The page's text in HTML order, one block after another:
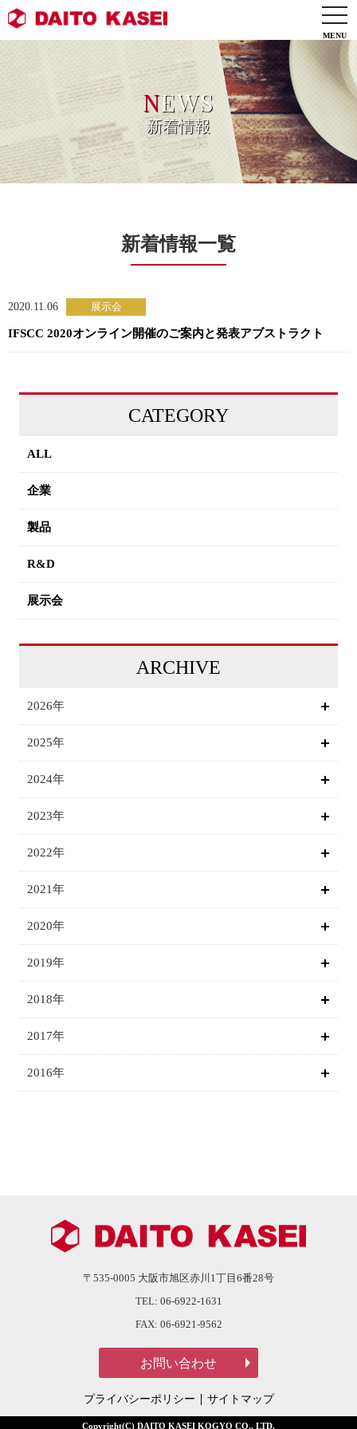
NEWS
新着情報
新着情報一覧
2020.11.06
IFSCC 2020オンライン開催のご案内と発表アブストラクト
CATEGORY
ALL
企業
製品
R&D
展示会
ARCHIVE
2026年
2025年
2024年
2023年
2022年
2021年
2020年
2019年
2018年
2017年
2016年
〒535-0005 大阪市旭区赤川1丁目6番28号
TEL: 06-6922-1631
FAX: 06-6921-9562
プライバシーポリシー サイトマップ
Copyright(C) DAITO KASEI KOGYO CO., LTD.